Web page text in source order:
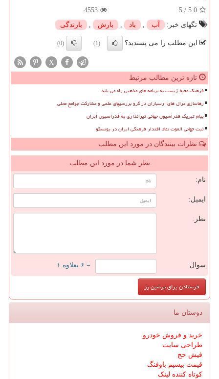
5.0
/
5
4553
تگهای خبر:
آب , باد , بارش , بارندگی
این مطلب را می پسندید؟ (1)
(0)
X
تازه ترین مطالب مرتبط
فرهنگ محیط زیست به برنامه های مذهبی راه می یابد
رهاسازی مرال های ارسباران در گرو بررسیهای علمی و مشارکت جوامع محلی
پیام تبریک فدراسیون جهانی تیراندازی به فدراسیون ایران
ثبت جهانی الموت نماد اقتدار فرهنگی ایران در یونسکو
نظرات بینندگان در مورد این مطلب
نظر شما در مورد این مطلب
نام:
ایمیل:
نظر:
سوال: = ۶ بعلاوه ۱
دوستان ما
خرید و فروش خودرو
طراحی سایت
فیش حج
قیمت بیسیم باوفنگ
کوتاه کننده لینک